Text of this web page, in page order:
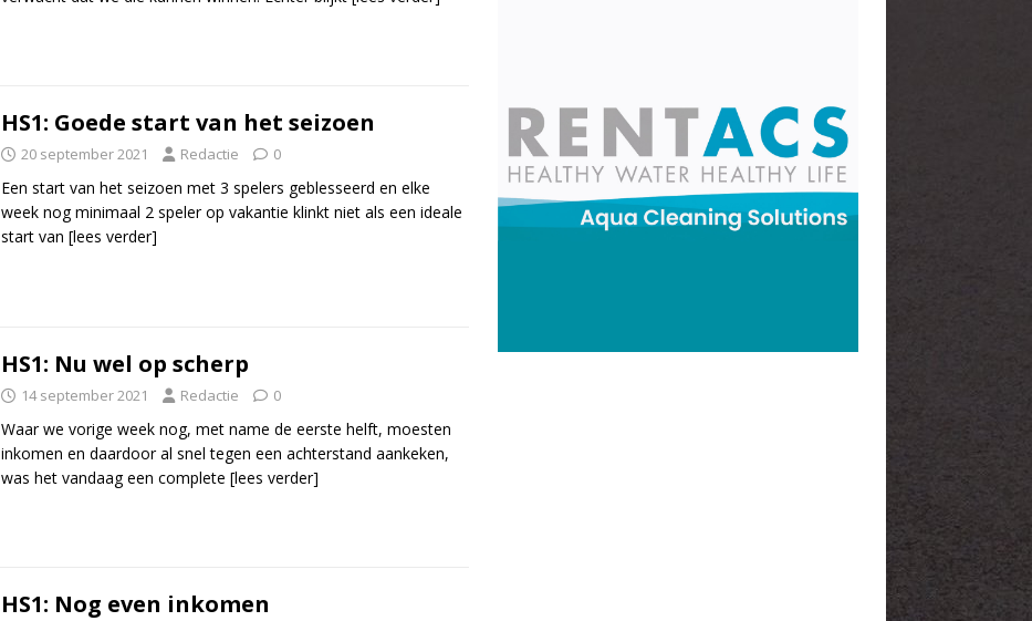
HS1: Goede start van het seizoen
20 september 2021 Redactie 0
Een start van het seizoen met 3 spelers geblesseerd en elke
week nog minimaal 2 speler op vakantie klinkt niet als een ideale
start van [lees verder]
HS1: Nu wel op scherp
14 september 2021 Redactie 0
Waar we vorige week nog, met name de eerste helft, moesten
inkomen en daardoor al snel tegen een achterstand aankeken,
was het vandaag een complete [lees verder]
HS1: Nog even inkomen